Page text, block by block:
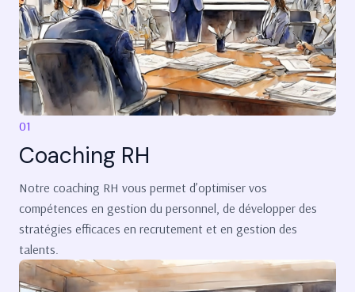
01
Coaching RH
Notre coaching RH vous permet d’optimiser vos
compétences en gestion du personnel, de développer des
stratégies efficaces en recrutement et en gestion des
talents.